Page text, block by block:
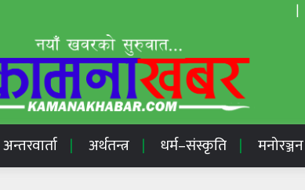
|
अन्तरवार्ता अर्थतन्त्र धर्म–संस्कृति मनोरञ्जन